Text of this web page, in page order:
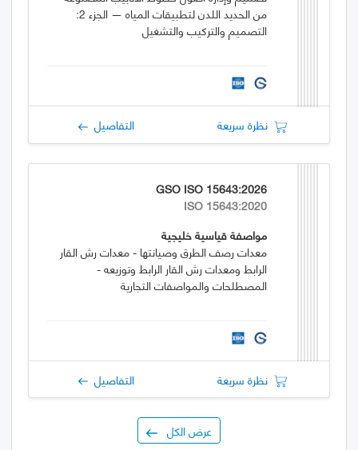
من الحديد اللدن لتطبيقات المياه — الجزء 2:
التصميم والتركيب والتشغيل
نظرة سريعة التفاصيل
GSO ISO 15643:2026
ISO 15643:2020
مواصفة قياسية خليجية
معدات رصف الطرق وصيانتها - معدات رش القار
الرابط ومعدات رش القار الرابط وتوزيعه -
المصطلحات والمواصفات التجارية
نظرة سريعة التفاصيل
عرض الكل